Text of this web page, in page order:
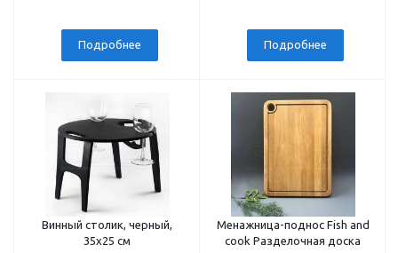
Подробнее Подробнее
Винный столик, черный,
35х25 см
Менажница-поднос Fish and
cook Разделочная доска